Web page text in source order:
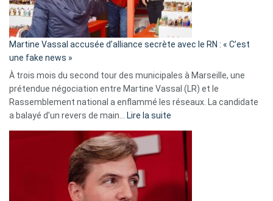
Algérie
Martine Vassal accusée d’alliance secrète avec le RN : « C’est
une fake news »
À trois mois du second tour des municipales à Marseille, une
prétendue négociation entre Martine Vassal (LR) et le
Rassemblement national a enflammé les réseaux. La candidate
a balayé d’un revers de main… Lire la suite
d’alliance
secrète